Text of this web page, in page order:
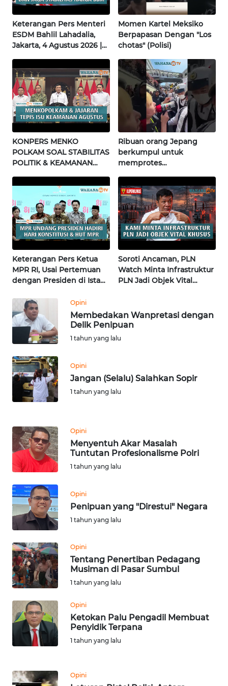
Keterangan Pers Menteri
ESDM Bahlil Lahadalia,
Jakarta, 4 Agustus 2026 |
Momen Kartel Meksiko
Berpapasan Dengan "Los
chotas" (Polisi)
KONPERS MENKO
POLKAM SOAL STABILITAS
POLITIK & KEAMANAN
Terkini
Ribuan orang Jepang
berkumpul untuk
memprotes
pertama di Fujisawa
Keterangan Pers Ketua
MPR RI, Usai Pertemuan
dengan Presiden di Istana
Soroti Ancaman, PLN
Watch Minta Infrastruktur
PLN Jadi Objek Vital
Opini
Membedakan Wanpretasi dengan
Delik Penipuan
1 tahun yang lalu
Opini
Jangan (Selalu) Salahkan Sopir
1 tahun yang lalu
Opini
Menyentuh Akar Masalah
Tuntutan Profesionalisme Polri
1 tahun yang lalu
Opini
Penipuan yang "Direstui" Negara
1 tahun yang lalu
Opini
Tentang Penertiban Pedagang
Musiman di Pasar Sumbul
1 tahun yang lalu
Opini
Ketokan Palu Pengadil Membuat
Penyidik Terpana
1 tahun yang lalu
Opini
WN
JATENG
WN
JOGJA
JATIM
WN
BALI
WN
KALBAR
WN
KALTENG
WN
WN
KALSEL
KALTIM
WN
SULSEL
WN
GORONTALO
WN
WN
MALUKU
WN
MALUT
WN
DAIRI
WN
DANAU
TOBA
NIAS